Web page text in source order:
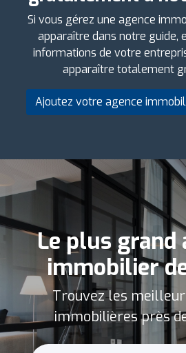
Si vous gérez une agence
apparaître dans notre guide,
informations de votre
apparaître totalement
Ajoutez votre agence
Le plus grand
immobilier
Trouvez les
immobilières près